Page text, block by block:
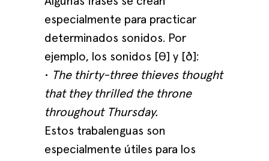
especialmente para practicar
determinados sonidos. Por
ejemplo, los sonidos [θ] y [ð]:
• The thirty-three thieves thought
that they thrilled the throne
throughout Thursday.
Estos trabalenguas son
especialmente útiles para los